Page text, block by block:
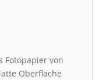
Fotopapier von
Oberfläche